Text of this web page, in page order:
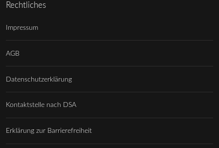
Rechtliches
Impressum
AGB
Datenschutzerklärung
Kontaktstelle nach DSA
Erklärung zur Barrierefreiheit